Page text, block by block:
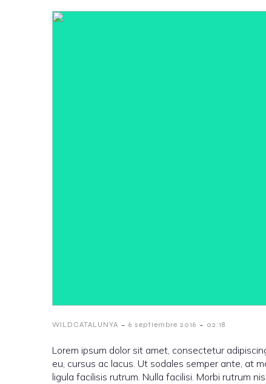
WILDCATALUNYA - 6 septiembre 2016 - 02:18
Lorem ipsum dolor sit amet, consectetur
eu, cursus ac lacus. Ut sodales semper ante, at
ligula facilisis rutrum. Nulla facilisi. Morbi rutrum